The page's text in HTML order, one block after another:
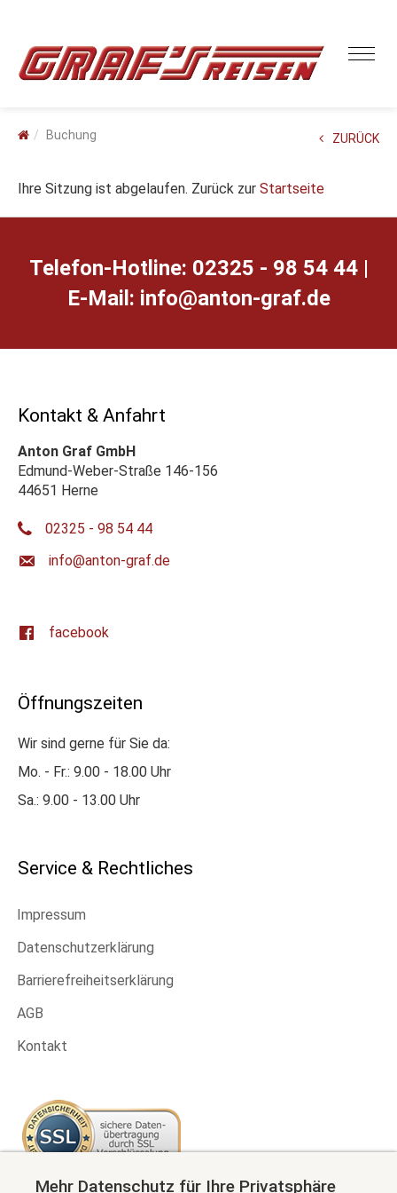
Buchung ZURÜCK
Ihre Sitzung ist abgelaufen. Zurück zur Startseite
Telefon-Hotline: 02325 - 98 54 44 |
E-Mail: ed.farg-notna@ofni
Kontakt & Anfahrt
Anton Graf GmbH
Edmund-Weber-Straße 146-156
44651 Herne
02325 - 98 54 44
ed.farg-notna@ofni
facebook
Öffnungszeiten
Wir sind gerne für Sie da:
Mo. - Fr.: 9.00 - 18.00 Uhr
Sa.: 9.00 - 13.00 Uhr
Service & Rechtliches
Impressum
Datenschutzerklärung
Barrierefreiheitserklärung
AGB
Kontakt
Mehr Datenschutz für Ihre Privatsphäre